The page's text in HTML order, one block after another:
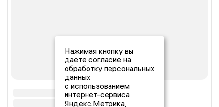
Нажимая кнопку вы
даете согласие на
обработку персональных
данных
с использованием
интернет-сервиса
Яндекс.Метрика,